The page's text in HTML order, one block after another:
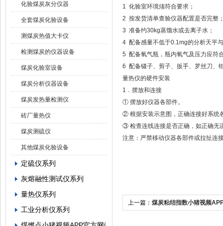
化验煤炭灰分仪器
全套煤炭化验设备
测煤炭热值大卡仪
检测煤炭的仪器设备
煤炭化验室设备
煤炭分析仪器设备
煤炭发热量检测仪
砖厂量热仪
煤炭测硫仪
其他煤炭化验设备
定硫仪系列
灰熔融性测试仪系列
量热仪系列
工业分析仪系列
1 化验室环境须符合要求；
2 按发货清单查验仪器配置是否完整
3 准备约30kg蒸馏水或去离子水；
4 配备感量不低于0.1mg的分析天平与
5 配备氧气瓶，瓶内氧气及压力应符
6 配备镊子、剪子、扳手、罗丝刀
量热仪的硬件安装
1．摆放和连接
① 摆放好仪器各部件。
② 根据安装示意图，正确连接好系统各部
③ 检查连线连接是否正确，如正确无误
注意：严禁移动仪器各部件或拉扯连接
上一篇： 煤炭粘结指数小猪视频